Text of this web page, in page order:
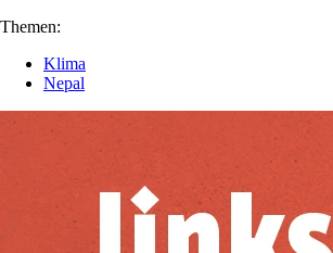
Themen:
Klima
Nepal